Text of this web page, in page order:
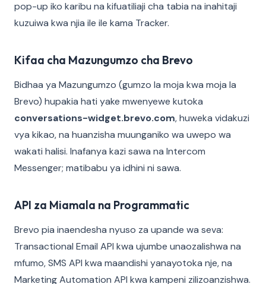
pop-up iko karibu na kifuatiliaji cha tabia na inahitaji
kuzuiwa kwa njia ile ile kama Tracker.
Kifaa cha Mazungumzo cha Brevo
Bidhaa ya Mazungumzo (gumzo la moja kwa moja la
Brevo) hupakia hati yake mwenyewe kutoka
conversations-widget.brevo.com, huweka vidakuzi
vya kikao, na huanzisha muunganiko wa uwepo wa
wakati halisi. Inafanya kazi sawa na Intercom
Messenger; matibabu ya idhini ni sawa.
API za Miamala na Programmatic
Brevo pia inaendesha nyuso za upande wa seva:
Transactional Email API kwa ujumbe unaozalishwa na
mfumo, SMS API kwa maandishi yanayotoka nje, na
Marketing Automation API kwa kampeni zilizoanzishwa.